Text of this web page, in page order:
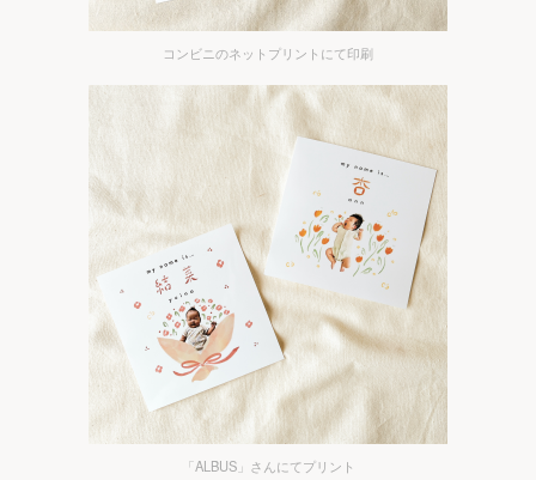
コンビニのネットプリントにて印刷
「ALBUS」さんにてプリント